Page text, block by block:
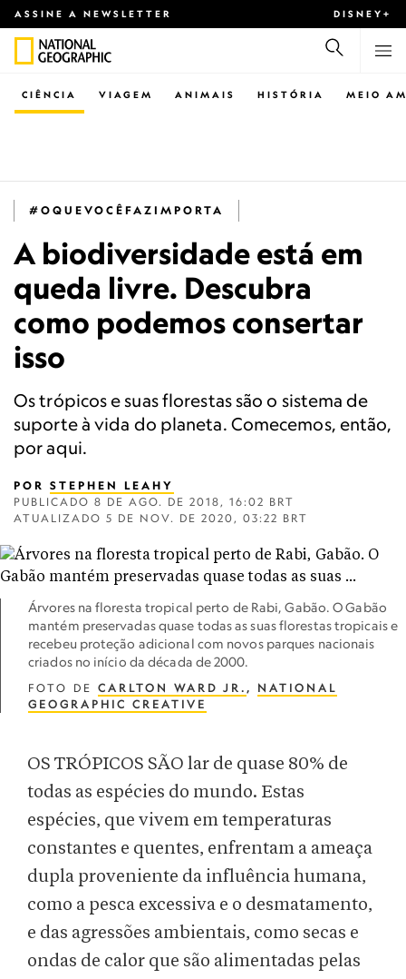
ASSINE A NEWSLETTER DISNEY+
CIÊNCIA VIAGEM ANIMAIS HISTÓRIA MEIO
#OQUEVOCÊFAZIMPORTA
A biodiversidade está em
queda livre. Descubra
como podemos consertar
isso
Os trópicos e suas florestas são o sistema de
suporte à vida do planeta. Comecemos, então,
por aqui.
POR STEPHEN LEAHY
PUBLICADO 8 DE AGO. DE 2018, 16:02 BRT
ATUALIZADO 5 DE NOV. DE 2020, 03:22 BRT
Árvores na floresta tropical perto de Rabi, Gabão. O Gabão
mantém preservadas quase todas as suas florestas tropicais e
recebeu proteção adicional com novos parques nacionais
criados no início da década de 2000.
FOTO DE CARLTON WARD JR. , NATIONAL
GEOGRAPHIC CREATIVE
OS TRÓPICOS SÃO lar de quase 80% de
todas as espécies do mundo. Estas
espécies, que vivem em temperaturas
constantes e quentes, enfrentam a ameaça
dupla proveniente da influência humana,
como a pesca excessiva e o desmatamento,
e das agressões ambientais, como secas e
ondas de calor que são alimentadas pelas